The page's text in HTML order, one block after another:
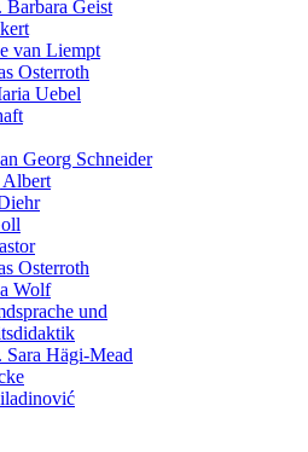
Geist
van Liempt
Osterroth
Uebel
Georg Schneider
Albert
Osterroth
Wolf
und
Hägi-Mead